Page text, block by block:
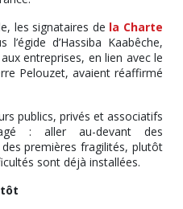
les signataires de la Charte
l’égide d’Hassiba Kaabêche,
entreprises, en lien avec le
Pelouzet, avaient réaffirmé
publics, privés et associatifs
: aller au-devant des
premières fragilités, plutôt
sont déjà installées.
tôt